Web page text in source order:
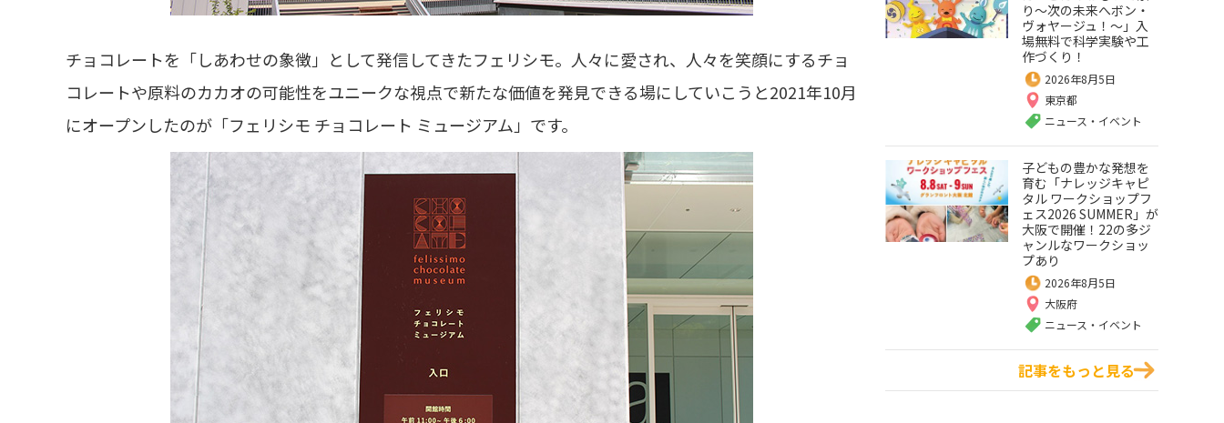
チョコレートを「しあわせの象徴」として発信してきたフェリシモ。人々に愛され、人々を笑顔にするチョ
コレートや原料のカカオの可能性をユニークな視点で新たな価値を発見できる場にしていこうと2021年10月
にオープンしたのが「フェリシモ チョコレート ミュージアム」です。
り～次の未来へボン・
ヴォヤージュ！～」入
場無料で科学実験や工
作づくり！
2026年8月5日
東京都
ニュース・イベント
子どもの豊かな発想を
育む「ナレッジキャピ
タル ワークショップフ
ェス2026 SUMMER」が
大阪で開催！22の多ジ
ャンルなワークショッ
プあり
2026年8月5日
大阪府
ニュース・イベント
記事をもっと見る